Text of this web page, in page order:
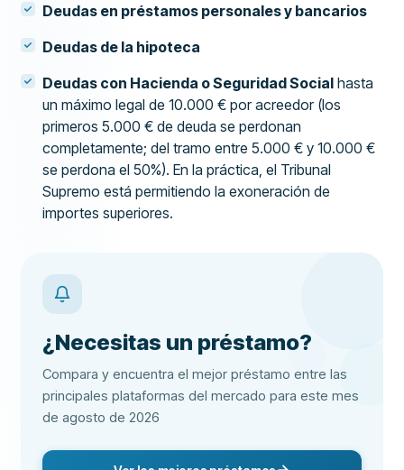
Deudas en préstamos personales y bancarios
Deudas de la hipoteca
Deudas con Hacienda o Seguridad Social hasta
un máximo legal de 10.000 € por acreedor (los
primeros 5.000 € de deuda se perdonan
completamente; del tramo entre 5.000 € y 10.000 €
se perdona el 50%). En la práctica, el Tribunal
Supremo está permitiendo la exoneración de
importes superiores.
¿Necesitas un préstamo?
Compara y encuentra el mejor préstamo entre las
principales plataformas del mercado para este mes
de agosto de 2026